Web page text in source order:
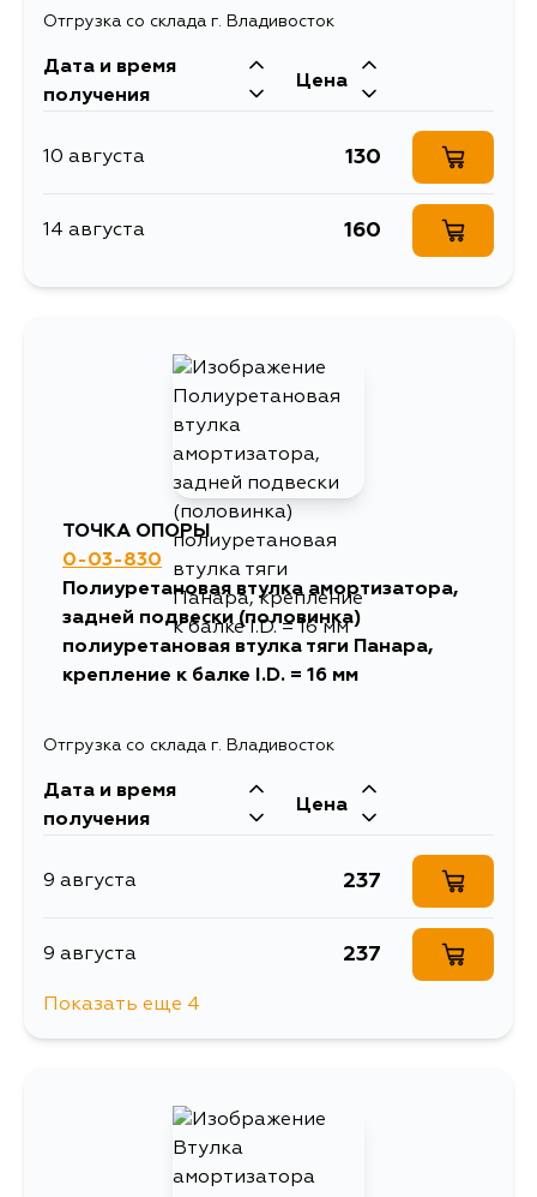
Отгрузка со склада г. Владивосток
Дата и время
получения
Цена
10 августа 130
14 августа 160
ТОЧКА ОПОРЫ
0-03-830
Полиуретановая втулка амортизатора,
задней подвески (половинка)
полиуретановая втулка тяги Панара,
крепление к балке I.D. = 16 мм
Отгрузка со склада г. Владивосток
Дата и время
получения
Цена
9 августа 237
9 августа 237
Показать еще 4